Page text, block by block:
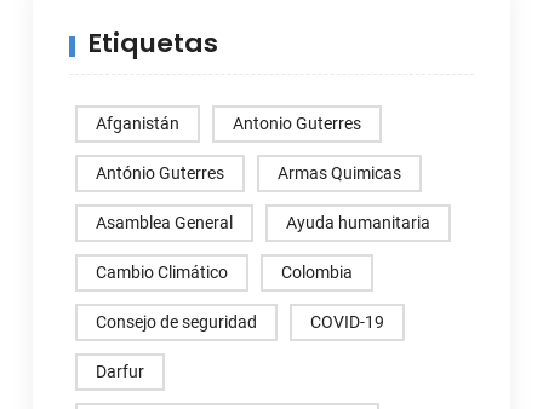
Etiquetas
Afganistán Antonio Guterres
António Guterres Armas Quimicas
Asamblea General Ayuda humanitaria
Cambio Climático Colombia
Consejo de seguridad COVID-19
Darfur